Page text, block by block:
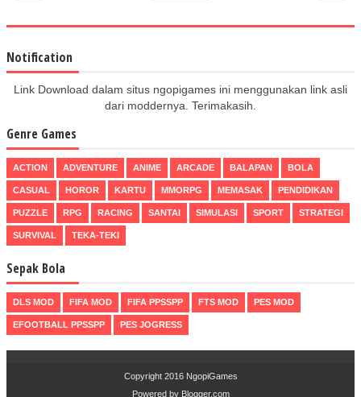
Notification
Link Download dalam situs ngopigames ini menggunakan link asli
dari moddernya. Terimakasih.
Genre Games
ACTION ADVENTURE ANIME ARCADE BALAPAN BOLA
CASUAL HOROR KARTU MMORPG MEMASAK PENDIDIKAN
PUZZLE RPG RACING SANTAI SIMULASI SPORT STRATEGI
SURVIVAL TEKA-TEKI
Sepak Bola
DLS MOD FIFA MOD FIFA PPSSPP FTS MOD PES MOD
EFOOTBALL PPSSPP PES JOGRESS
Copyright 2016 NgopiGames
Powered by Blogger.com